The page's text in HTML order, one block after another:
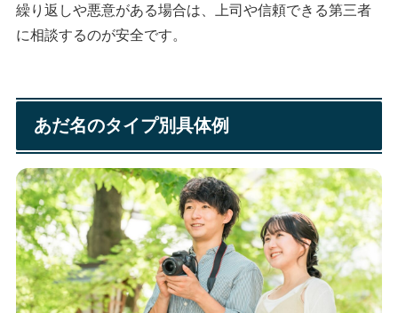
繰り返しや悪意がある場合は、上司や信頼できる第三者
に相談するのが安全です。
あだ名のタイプ別具体例